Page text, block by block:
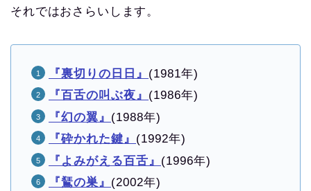
それではおさらいします。
『裏切りの日日』 (1981年)
『百舌の叫ぶ夜』 (1986年)
『幻の翼』 (1988年)
『砕かれた鍵』 (1992年)
『よみがえる百舌』 (1996年)
『鵟の巣』 (2002年)